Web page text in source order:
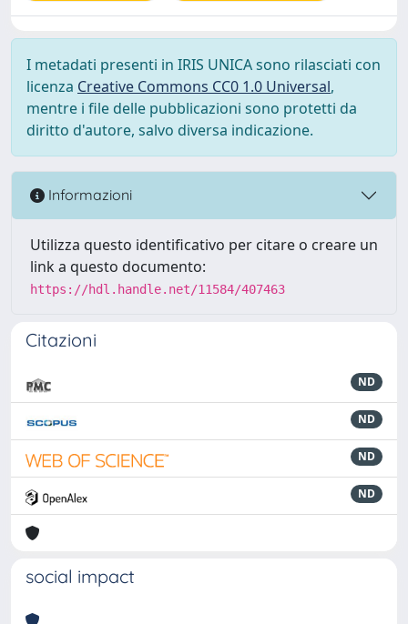
I metadati presenti in IRIS UNICA sono rilasciati con
licenza Creative Commons CC0 1.0 Universal,
mentre i file delle pubblicazioni sono protetti da
diritto d'autore, salvo diversa indicazione.
Informazioni
Utilizza questo identificativo per citare o creare un
link a questo documento:
https://hdl.handle.net/11584/407463
Citazioni
ND
ND
ND
ND
social impact